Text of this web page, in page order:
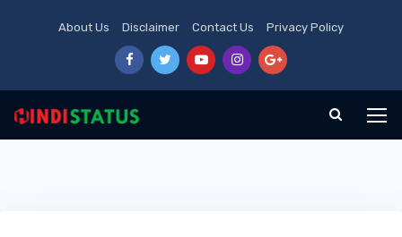
About Us Disclaimer Contact Us Privacy Policy